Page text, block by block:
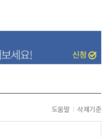
도움말 삭제기준